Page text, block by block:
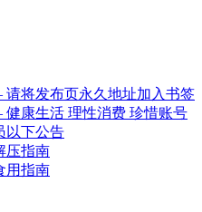
请将发布页永久地址加入书签
健康生活 理性消费 珍惜账号
以下公告
压指南
用指南